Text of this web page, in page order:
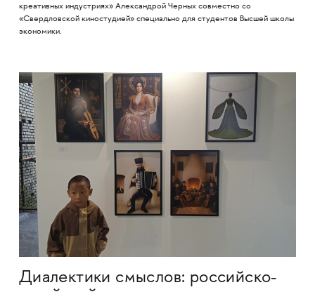
креативных индустриях» Александрой Черных совместно со
«Свердловской киностудией» специально для студентов Высшей школы
экономики.
Диалектики смыслов: российско-